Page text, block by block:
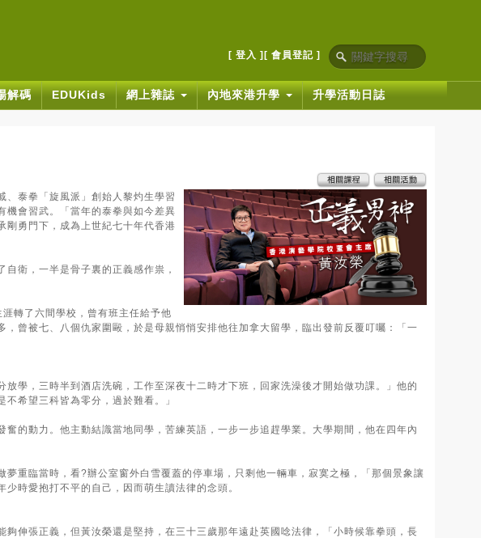
[ 登入 ] [ 會員登記 ]
解碼 EDUKids 網上雜誌 內地來港升學 升學活動日誌
、泰拳「旋風派」創始人黎灼生學習
機會習武。「當年的泰拳與如今差異
剛勇門下，成為上世紀七十年代香港
衛，一半是骨子裏的正義感作祟，
轉了六間學校，曾有班主任給予他
被七、八個仇家圍毆，於是母親悄悄安排他往加拿大留學，臨出發前反覆叮囑：「一
學，三時半到酒店洗碗，工作至深夜十二時才下班，回家洗澡後才開始做功課。」他的
希望三科皆為零分，過於難看。」
的動力。他主動結識當地同學，苦練英語，一步一步追趕學業。大學期間，他在四年內
重臨當時，看?辦公室窗外白雪覆蓋的停車場，只剩他一輛車，寂寞之極，「那個景象讓
時愛抱打不平的自己，因而萌生讀法律的念頭。
伸張正義，但黃汝榮還是堅持，在三十三歲那年遠赴英國唸法律，「小時候靠拳頭，長